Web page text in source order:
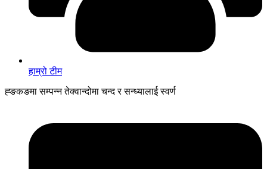
हाम्रो टीम
ह्ङकङमा सम्पन्न तेक्वान्दोमा चन्द र सन्ध्यालाई स्वर्ण